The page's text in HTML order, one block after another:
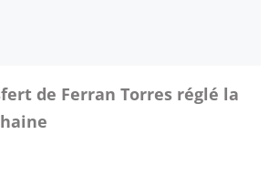
de Ferran Torres réglé la